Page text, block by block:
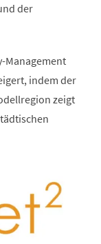
der
Management
indem der
zeigt